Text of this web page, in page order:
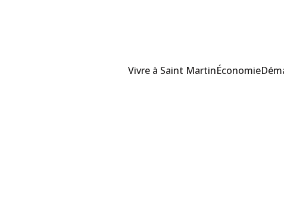
Vivre à Saint MartinÉconomie